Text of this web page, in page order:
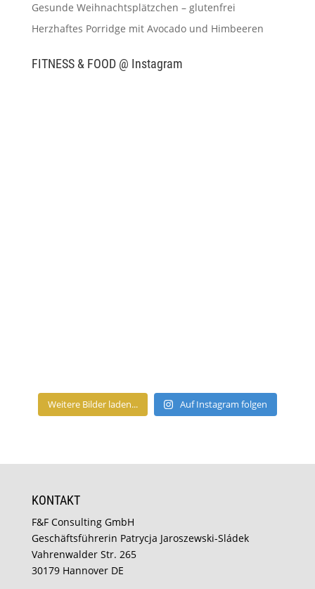
Gesunde Weihnachtsplätzchen – glutenfrei
Herzhaftes Porridge mit Avocado und Himbeeren
FITNESS & FOOD @ Instagram
Weitere Bilder laden... Auf Instagram folgen
KONTAKT
F&F Consulting GmbH
Geschäftsführerin Patrycja Jaroszewski-Sládek
Vahrenwalder Str. 265
30179 Hannover DE